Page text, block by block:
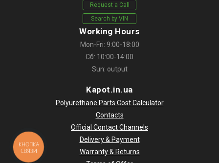
Request a Call
Search by VIN
Working Hours
Mon-Fri: 9:00-18:00
Сб: 10:00-14:00
Sun: output
Kapot.in.ua
Polyurethane Parts Cost Calculator
Contacts
Official Contact Channels
Delivery & Payment
Warranty & Returns
КНОПКА
СВЯЗИ